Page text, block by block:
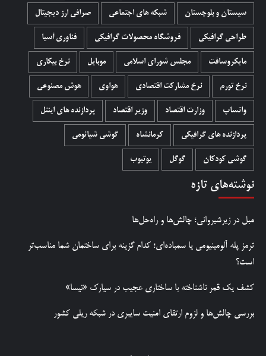
سیستان و بلوچستان شبکه های اجتماعی صرافی ارز دیجیتال
طراحی گرافیکی فروشگاه محصولات گرافيکی فناوری آسیا
مایکروسافت مجلس شورای اسلامی موبایل نرخ بیکاری
نرخ تورم نرخ مشارکت اقتصادی هواوی هوش مصنوعی
واتساپ وزارت اقتصاد وزیر اقتصاد پردازنده های اینتل
پردازنده های گرافیکی کرمانشاه گوشی شیائومی
گوشی کودکان گوگل یوتیوب
نوشته‌های تازه
مبل در زیرشیروانی؛ چالش‌ها و راه‌حل‌ها
ترمز پله آلومینیومی یا سمباده‌ای؛ کدام گزینه برای ساختمان شما مناسب‌تر
است؟
کشف یک قمر ناشناخته با ساختاری عجیب در سیارک «نیسا»
بررسی چالش‌ها و لزوم ارتقای امنیت سایبری در شبکه ریلی کشور